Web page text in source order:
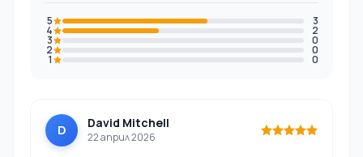
5 3
4 2
3 0
2 0
1 0
D David Mitchell
22 април 2026